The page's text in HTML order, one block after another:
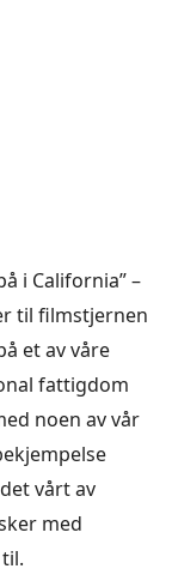
i California” –
til filmstjernen
et av våre
fattigdom
noen av vår
vårt av
med